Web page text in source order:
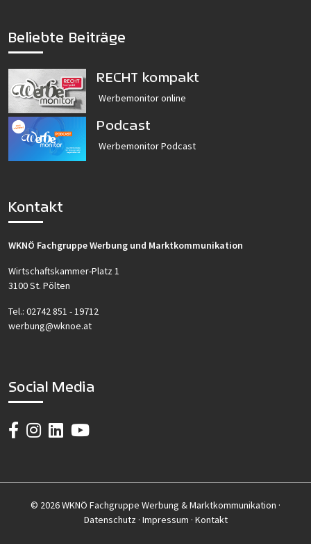
Beliebte Beiträge
RECHT kompakt
Werbemonitor online
Podcast
Werbemonitor Podcast
Kontakt
WKNÖ Fachgruppe Werbung und Marktkommunikation
Wirtschaftskammer-Platz 1
3100 St. Pölten
Tel.: 02742 851 - 19712
werbung@wknoe.at
Social Media
© 2026 WKNÖ Fachgruppe Werbung & Marktkommunikation ·
Datenschutz· Impressum · Kontakt